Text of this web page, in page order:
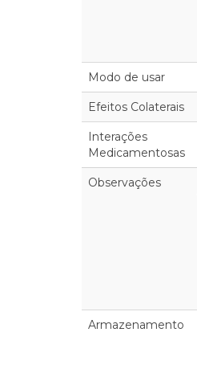
Modo de usar
Efeitos Colaterais
Interações
Medicamentosas
Observações
Armazenamento